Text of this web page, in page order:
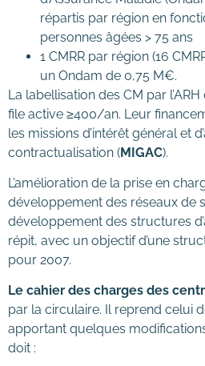
répartis par région en
personnes âgées > 75 ans
1 CMRR par région (16
un Ondam de 0,75 M€.
La labellisation des CM par
file active ≥400/an. Leur
les missions d’intérêt général et
contractualisation (MIGAC).
L’amélioration de la prise en
développement des réseaux de
développement des structures
répit, avec un objectif d’une
pour 2007.
Le cahier des charges des
par la circulaire. Il reprend celui
apportant quelques
doit :